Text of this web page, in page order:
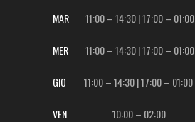
MAR 11:00 – 14:30 | 17:00 – 01:00
MER 11:00 – 14:30 | 17:00 – 01:00
GIO 11:00 – 14:30 | 17:00 – 01:00
VEN 10:00 – 02:00